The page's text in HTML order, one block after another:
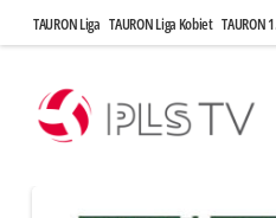
TAURON Liga TAURON Liga Kobiet TAURON